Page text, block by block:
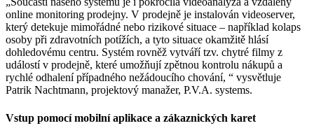
online monitoring prodejny. V prodejně je instalován videoserver,
který detekuje mimořádné nebo rizikové situace – například kolaps
osoby při zdravotních potížích, a tyto situace okamžitě hlásí
dohledovému centru. Systém rovněž vytváří tzv. chytré filmy z
událostí v prodejně, které umožňují zpětnou kontrolu nákupů a
rychlé odhalení případného nežádoucího chování, “ vysvětluje
Patrik Nachtmann, projektový manažer, P.V.A. systems.
Vstup pomocí mobilní aplikace a zákaznických karet